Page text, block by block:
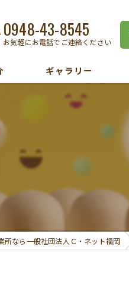
0948-43-8545
お気軽にお電話でご連絡ください
ギャラリー
所なら一般社団法人Ｃ・ネット福岡